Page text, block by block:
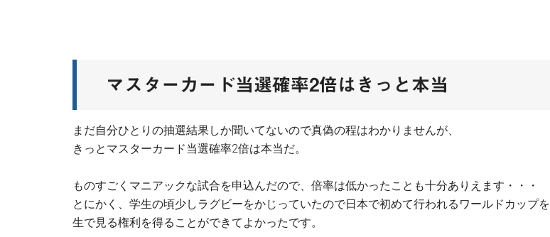
マスターカード当選確率2倍はきっと本当
まだ自分ひとりの抽選結果しか聞いてないので真偽の程はわかりませんが、
きっとマスターカード当選確率2倍は本当だ。
ものすごくマニアックな試合を申込んだので、倍率は低かったことも十分ありえます・・・
とにかく、学生の頃少しラグビーをかじっていたので日本で初めて行われるワールドカップを
生で見る権利を得ることができてよかったです。